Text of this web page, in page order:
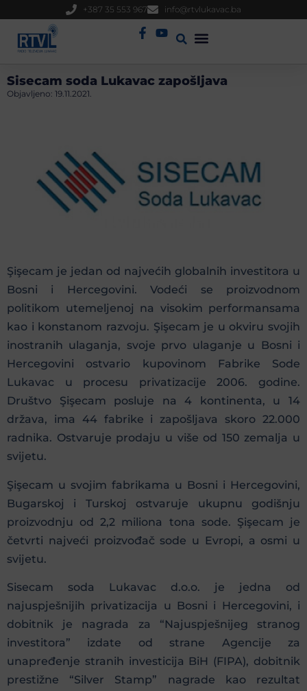
+387 35 553 967 info@rtvlukavac.ba
Sisecam soda Lukavac zapošljava
Objavljeno: 19.11.2021.
Şişecam je jedan od najvećih globalnih investitora u
Bosni i Hercegovini. Vodeći se proizvodnom
politikom utemeljenoj na visokim performansama
kao i konstanom razvoju. Şişecam je u okviru svojih
inostranih ulaganja, svoje prvo ulaganje u Bosni i
Hercegovini ostvario kupovinom Fabrike Sode
Lukavac u procesu privatizacije 2006. godine.
Društvo Şişecam posluje na 4 kontinenta, u 14
država, ima 44 fabrike i zapošljava skoro 22.000
radnika. Ostvaruje prodaju u više od 150 zemalja u
svijetu.
Şişecam u svojim fabrikama u Bosni i Hercegovini,
Bugarskoj i Turskoj ostvaruje ukupnu godišnju
proizvodnju od 2,2 miliona tona sode. Şişecam je
četvrti najveći proizvođač sode u Evropi, a osmi u
svijetu.
Sisecam soda Lukavac d.o.o. je jedna od
najuspješnijih privatizacija u Bosni i Hercegovini, i
dobitnik je nagrada za “Najuspješnijeg stranog
investitora” izdate od strane Agencije za
unapređenje stranih investicija BiH (FIPA), dobitnik
prestižne “Silver Stamp” nagrade kao rezultat